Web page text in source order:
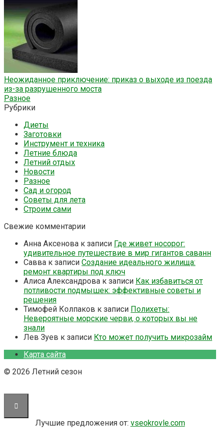
Неожиданное приключение: приказ о выходе из поезда
из-за разрушенного моста
Разное
Рубрики
Диеты
Заготовки
Инструмент и техника
Летние блюда
Летний отдых
Новости
Разное
Сад и огород
Советы для лета
Строим сами
Свежие комментарии
Анна Аксенова к записи Где живет носорог:
удивительное путешествие в мир гигантов саванн
Савва к записи Создание идеального жилища:
ремонт квартиры под ключ
Алиса Александрова к записи Как избавиться от
потливости подмышек: эффективные советы и
решения
Тимофей Колпаков к записи Полихеты:
Невероятные морские черви, о которых вы не
знали
Лев Зуев к записи Кто может получить микрозайм
Карта сайта
© 2026 Летний сезон
Лучшие предложения от: vseokrovle.com